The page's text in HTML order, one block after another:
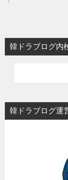
ビ
ゲ
ョ
ン
韓ドラブログ内
韓ドラブログ運